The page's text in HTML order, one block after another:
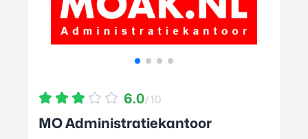
6.0/10
MO Administratiekantoor